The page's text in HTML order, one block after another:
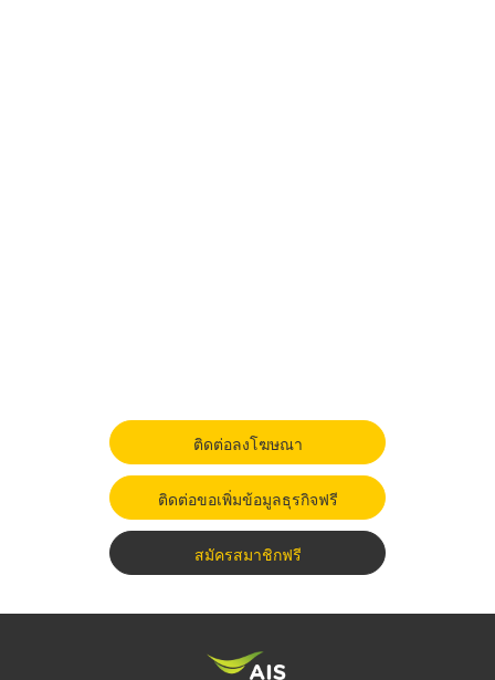
ติดต่อลงโฆษณา
ติดต่อขอเพิ่มข้อมูลธุรกิจฟรี
สมัครสมาชิกฟรี